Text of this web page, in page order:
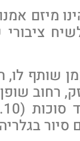
מיזם
שותף לו,
סיור